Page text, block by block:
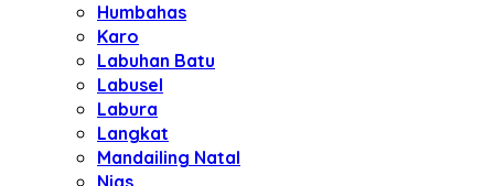
Humbahas
Karo
Labuhan Batu
Labusel
Labura
Langkat
Mandailing Natal
Nias